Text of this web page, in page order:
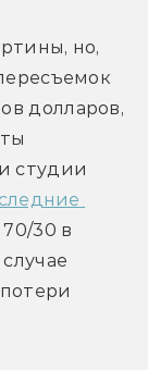
но,
долларов,
студии
30 в